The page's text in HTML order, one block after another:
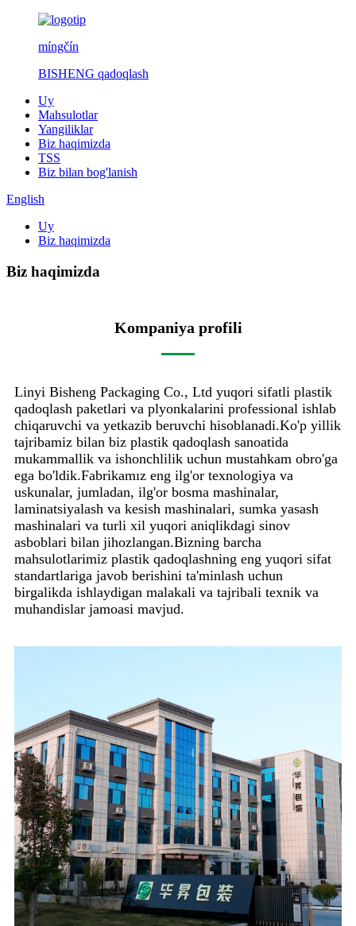
míngčín
BISHENG qadoqlash
Uy
Mahsulotlar
Yangiliklar
Biz haqimizda
TSS
Biz bilan bog'lanish
English
Uy
Biz haqimizda
Biz haqimizda
Kompaniya profili
Linyi Bisheng Packaging Co., Ltd yuqori sifatli plastik
qadoqlash paketlari va plyonkalarini professional ishlab
chiqaruvchi va yetkazib beruvchi hisoblanadi.Ko'p yillik
tajribamiz bilan biz plastik qadoqlash sanoatida
mukammallik va ishonchlilik uchun mustahkam obro'ga
ega bo'ldik.Fabrikamız eng ilg'or texnologiya va
uskunalar, jumladan, ilg'or bosma mashinalar,
laminatsiyalash va kesish mashinalari, sumka yasash
mashinalari va turli xil yuqori aniqlikdagi sinov
asboblari bilan jihozlangan.Bizning barcha
mahsulotlarimiz plastik qadoqlashning eng yuqori sifat
standartlariga javob berishini ta'minlash uchun
birgalikda ishlaydigan malakali va tajribali texnik va
muhandislar jamoasi mavjud.